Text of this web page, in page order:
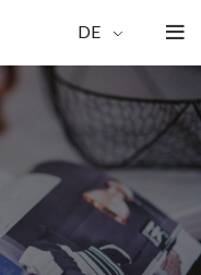
DE